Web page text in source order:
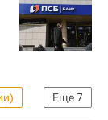
Еще7